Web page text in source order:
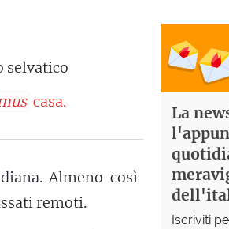
selvatico
casa.
Almeno così
remoti.
La
Iscriviti